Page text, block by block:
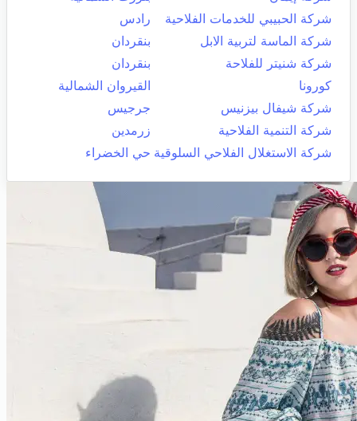
شركة الحبيبي للخدمات الفلاحية
رادس
شركة الماسة لتربية الابل
بنقردان
شركة شنيتر للفلاحة
بنقردان
كورونا
القيروان الشمالية
شركة شيفال بيزنيس
جرجيس
شركة التنمية الفلاحية
زرمدين
شركة الاستغلال الفلاحي السلوقية حي الخضراء